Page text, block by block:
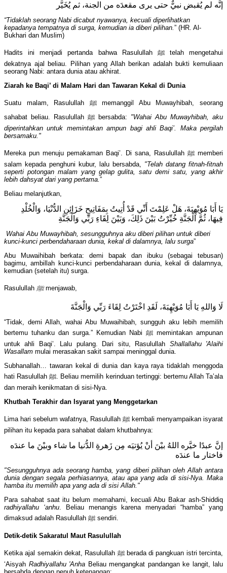
إنَّه لم يُقبض نبيٌّ حتى يرى مقعدَه من الجنة، ثم يُخَيَّر
“Tidaklah seorang Nabi dicabut nyawanya, kecuali diperlihatkan
kepadanya tempatnya di surga, kemudian ia diberi pilihan.” (HR. Al-
Bukhari dan Muslim)
Hadits ini menjadi pertanda bahwa Rasulullah ﷺ telah mengetahui
dekatnya ajal beliau. Pilihan yang Allah berikan adalah bukti kemuliaan
seorang Nabi: antara dunia atau akhirat.
Ziarah ke Baqi’ di Malam Hari dan Tawaran Kekal di Dunia
Suatu malam, Rasulullah ﷺ memanggil Abu Muwayhibah, seorang
sahabat beliau. Rasulullah ﷺ bersabda: "Wahai Abu Muwayhibah, aku
diperintahkan untuk memintakan ampun bagi ahli Baqi’. Maka pergilah
bersamaku."
Mereka pun menuju pemakaman Baqi’. Di sana, Rasulullah ﷺ memberi
salam kepada penghuni kubur, lalu bersabda, "Telah datang fitnah-fitnah
seperti potongan malam yang gelap gulita, satu demi satu, yang akhir
lebih dahsyat dari yang pertama.”
Beliau melanjutkan,
يَا أَبَا مُوَيْهِبَةَ، هَلْ عَلِمْتَ أَنِّي قَدْ أُتِيتُ بِمَفَاتِيحِ خَزَائِنِ الدُّنْيَا، وَالْخُلْدِ
فِيهَا، ثُمَّ الْجَنَّةِ خُيِّرْتُ بَيْنَ ذَلِكَ، وَبَيْنَ لِقَاءِ رَبِّي وَالْجَنَّةِ
Wahai Abu Muwayhibah, sesungguhnya aku diberi pilihan untuk diberi
kunci-kunci perbendaharaan dunia, kekal di dalamnya, lalu surga”
Abu Muwaihibah berkata: demi bapak dan ibuku (sebagai tebusan)
bagimu, ambillah kunci-kunci perbendaharaan dunia, kekal di dalamnya,
kemudian (setelah itu) surga.
Rasulullah ﷺ menjawab,
لَا وَاللهِ يَا أَبَا مُوَيْهِبَةَ، لَقَدِ اخْتَرْتُ لِقَاءَ رَبِّي وَالْجَنَّةَ
“Tidak, demi Allah, wahai Abu Muwaihibah, sungguh aku lebih memilih
bertemu tuhanku dan surga.” Kemudian Nabi ﷺ memintakan ampunan
untuk ahli Baqi’. Lalu pulang. Dari situ, Rasulullah Shallallahu 'Alaihi
Wasallam mulai merasakan sakit sampai meninggal dunia.
Subhanallah… tawaran kekal di dunia dan kaya raya tidaklah menggoda
hati Rasulullah ﷺ. Beliau memilih kerinduan tertinggi: bertemu Allah Ta’ala
dan meraih kenikmatan di sisi-Nya.
Khutbah Terakhir dan Isyarat yang Menggetarkan
Lima hari sebelum wafatnya, Rasulullah ﷺ kembali menyampaikan isyarat
pilihan itu kepada para sahabat dalam khutbahnya:
إنَّ عبدًا خيَّره اللهُ بيْنَ أنْ يُؤتيَه مِن زَهرةِ الدُّنيا ما شاء وبيْنَ ما عندَه
فاختار ما عندَه
"Sesungguhnya ada seorang hamba, yang diberi pilihan oleh Allah antara
dunia dengan segala perhiasannya, atau apa yang ada di sisi-Nya. Maka
hamba itu memilih apa yang ada di sisi Allah."
Para sahabat saat itu belum memahami, kecuali Abu Bakar ash-Shiddiq
radhiyallahu ‘anhu. Beliau menangis karena menyadari “hamba” yang
dimaksud adalah Rasulullah ﷺ sendiri.
Detik-detik Sakaratul Maut Rasulullah
Ketika ajal semakin dekat, Rasulullah ﷺ berada di pangkuan istri tercinta,
‘Aisyah Radhiyallahu 'Anha Beliau mengangkat pandangan ke langit, lalu